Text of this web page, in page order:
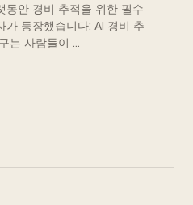
동안 경비 추적을 위한 필수
가 등장했습니다: AI 경비 추
는 사람들이 …